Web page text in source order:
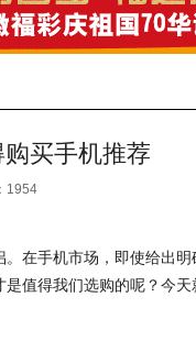
买手机推荐
1954
在手机市场，即使给出明
值得我们选购的呢？今天